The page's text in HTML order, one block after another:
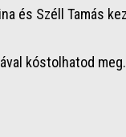
és Széll Tamás
kóstolhatod